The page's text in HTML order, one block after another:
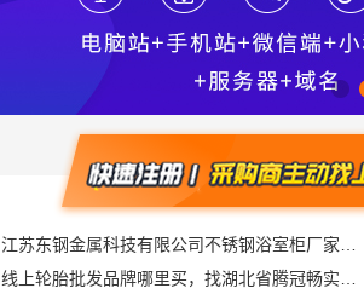
线上轮胎批发品牌哪里买，找湖北省腾冠畅实业贸易有限公司
大连mpacc考研班哪家专业-社科赛斯